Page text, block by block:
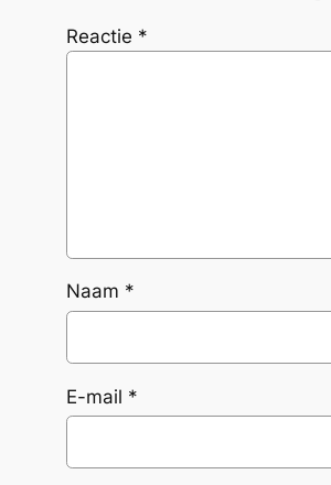
Reactie *
Naam *
E-mail *